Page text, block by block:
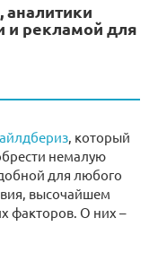
аналитики
и рекламой для
, который
немалую
для любого
высочайшем
факторов. О них –